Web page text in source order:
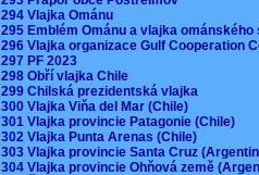
294 Vlajka Ománu
295 Emblém Ománu a vlajka
296 Vlajka organizace Gulf Cooperation
297 PF 2023
298 Obří vlajka Chile
299 Chilská prezidentská vlajka
300 Vlajka Viňa del Mar (Chile)
301 Vlajka provincie Patagonie (Chile)
302 Vlajka Punta Arenas (Chile)
303 Vlajka provincie Santa Cruz
304 Vlajka provincie Ohňová země